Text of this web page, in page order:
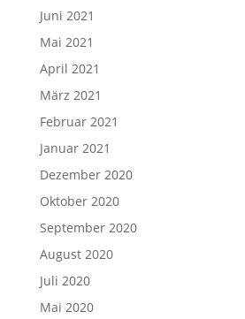
Juni 2021
Mai 2021
April 2021
März 2021
Februar 2021
Januar 2021
Dezember 2020
Oktober 2020
September 2020
August 2020
Juli 2020
Mai 2020